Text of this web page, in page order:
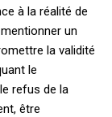
à la réalité de
un
la validité
le
refus de la
être